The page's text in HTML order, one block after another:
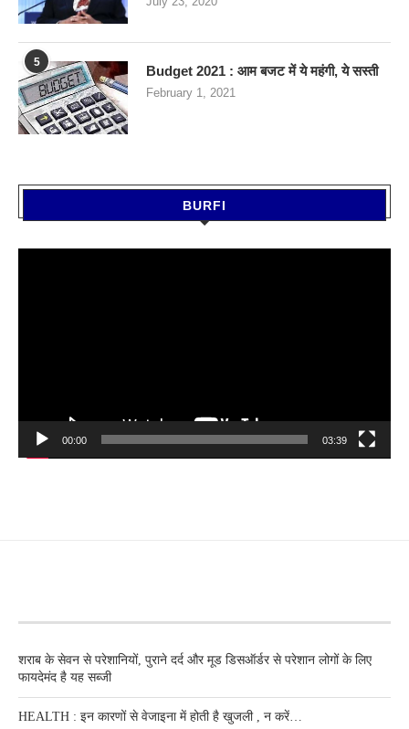
5
Budget 2021 : आम बजट में ये महंगी, ये सस्‍ती
February 1, 2021
BURFI
00:00 03:39
शराब के सेवन से परेशानियों, पुराने दर्द और मूड डिसऑर्डर से परेशान लोगों के लिए
फायदेमंद है यह सब्जी
HEALTH : इन कारणों से वेजाइना में होती है खुजली , न करें…